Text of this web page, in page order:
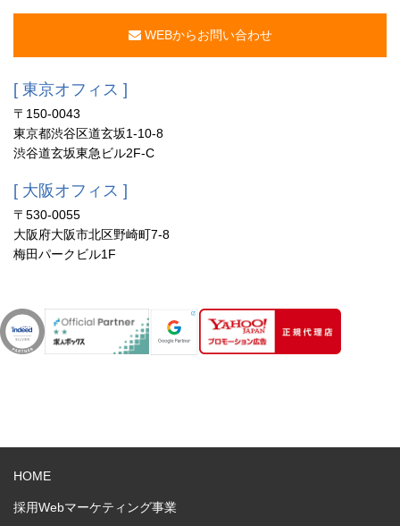
WEBからお問い合わせ
[ 東京オフィス ]
〒150-0043
東京都渋谷区道玄坂1-10-8
渋谷道玄坂東急ビル2F-C
[ 大阪オフィス ]
〒530-0055
大阪府大阪市北区野崎町7-8
梅田パークビル1F
HOME
採用Webマーケティング事業